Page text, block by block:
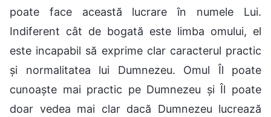
poate face această lucrare în numele Lui.
Indiferent cât de bogată este limba omului, el
este incapabil să exprime clar caracterul practic
și normalitatea lui Dumnezeu. Omul Îl poate
cunoaște mai practic pe Dumnezeu și Îl poate
doar vedea mai clar dacă Dumnezeu lucrează